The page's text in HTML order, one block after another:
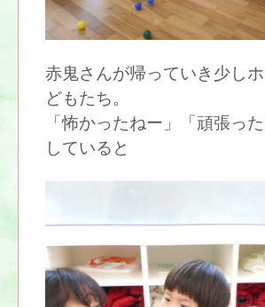
赤鬼さんが帰っていき少し
どもたち。
「怖かったねー」「頑張っ
していると